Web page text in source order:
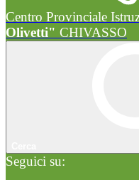
Centro Provinciale
Olivetti" CHIVASSO
Seguici su: